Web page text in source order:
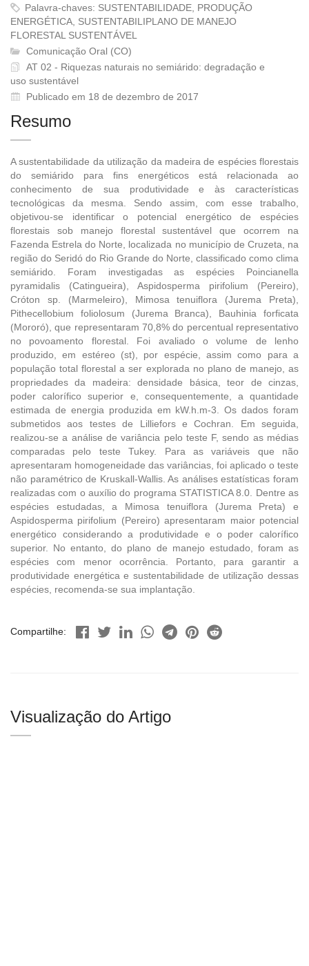
Palavra-chaves: SUSTENTABILIDADE, PRODUÇÃO
ENERGÉTICA, SUSTENTABILIPLANO DE MANEJO
FLORESTAL SUSTENTÁVEL
Comunicação Oral (CO)
AT 02 - Riquezas naturais no semiárido: degradação e
uso sustentável
Publicado em 18 de dezembro de 2017
Resumo
A sustentabilidade da utilização da madeira de espécies florestais
do semiárido para fins energéticos está relacionada ao
conhecimento de sua produtividade e às características
tecnológicas da mesma. Sendo assim, com esse trabalho,
objetivou-se identificar o potencial energético de espécies
florestais sob manejo florestal sustentável que ocorrem na
Fazenda Estrela do Norte, localizada no município de Cruzeta, na
região do Seridó do Rio Grande do Norte, classificado como clima
semiárido. Foram investigadas as espécies Poincianella
pyramidalis (Catingueira), Aspidosperma pirifolium (Pereiro),
Cróton sp. (Marmeleiro), Mimosa tenuiflora (Jurema Preta),
Pithecellobium foliolosum (Jurema Branca), Bauhinia forficata
(Mororó), que representaram 70,8% do percentual representativo
no povoamento florestal. Foi avaliado o volume de lenho
produzido, em estéreo (st), por espécie, assim como para a
população total florestal a ser explorada no plano de manejo, as
propriedades da madeira: densidade básica, teor de cinzas,
poder calorífico superior e, consequentemente, a quantidade
estimada de energia produzida em kW.h.m-3. Os dados foram
submetidos aos testes de Lilliefors e Cochran. Em seguida,
realizou-se a análise de variância pelo teste F, sendo as médias
comparadas pelo teste Tukey. Para as variáveis que não
apresentaram homogeneidade das variâncias, foi aplicado o teste
não paramétrico de Kruskall-Wallis. As análises estatísticas foram
realizadas com o auxílio do programa STATISTICA 8.0. Dentre as
espécies estudadas, a Mimosa tenuiflora (Jurema Preta) e
Aspidosperma pirifolium (Pereiro) apresentaram maior potencial
energético considerando a produtividade e o poder calorífico
superior. No entanto, do plano de manejo estudado, foram as
espécies com menor ocorrência. Portanto, para garantir a
produtividade energética e sustentabilidade de utilização dessas
espécies, recomenda-se sua implantação.
Compartilhe:
Visualização do Artigo